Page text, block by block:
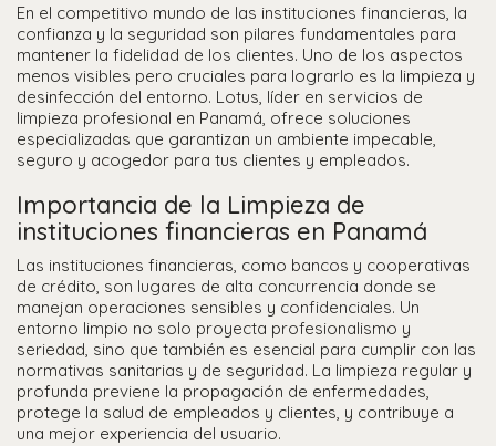
En el competitivo mundo de las instituciones financieras, la
confianza y la seguridad son pilares fundamentales para
mantener la fidelidad de los clientes. Uno de los aspectos
menos visibles pero cruciales para lograrlo es la limpieza y
desinfección del entorno. Lotus, líder en servicios de
limpieza profesional en Panamá, ofrece soluciones
especializadas que garantizan un ambiente impecable,
seguro y acogedor para tus clientes y empleados.
Importancia de la Limpieza de
instituciones financieras en Panamá
Las instituciones financieras, como bancos y cooperativas
de crédito, son lugares de alta concurrencia donde se
manejan operaciones sensibles y confidenciales. Un
entorno limpio no solo proyecta profesionalismo y
seriedad, sino que también es esencial para cumplir con las
normativas sanitarias y de seguridad. La limpieza regular y
profunda previene la propagación de enfermedades,
protege la salud de empleados y clientes, y contribuye a
una mejor experiencia del usuario.